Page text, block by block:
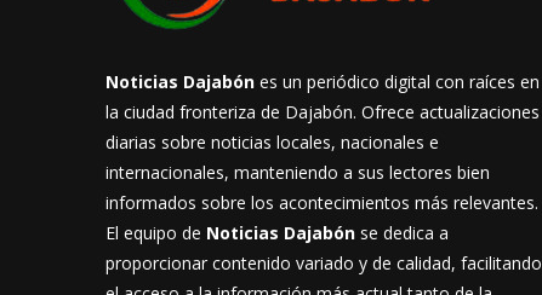
Noticias Dajabón es un periódico digital con raíces en
la ciudad fronteriza de Dajabón. Ofrece actualizaciones
diarias sobre noticias locales, nacionales e
internacionales, manteniendo a sus lectores bien
informados sobre los acontecimientos más relevantes.
El equipo de Noticias Dajabón se dedica a
proporcionar contenido variado y de calidad, facilitando